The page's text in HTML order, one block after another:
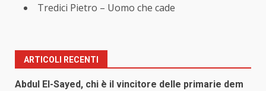
Tredici Pietro – Uomo che cade
ARTICOLI RECENTI
Abdul El-Sayed, chi è il vincitore delle primarie dem